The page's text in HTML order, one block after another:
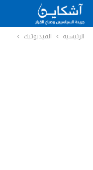
الرئيسية الفيديوتيك